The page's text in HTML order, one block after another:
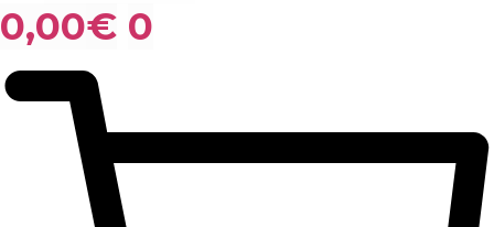
0,00€ 0